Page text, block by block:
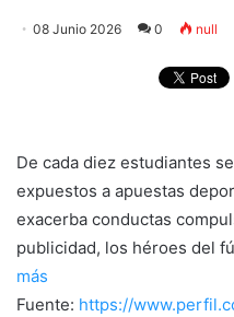
08 Junio 2026 0 null
De cada diez estudiantes
expuestos a apuestas
exacerba conductas
publicidad, los héroes del
más
Fuente: https://